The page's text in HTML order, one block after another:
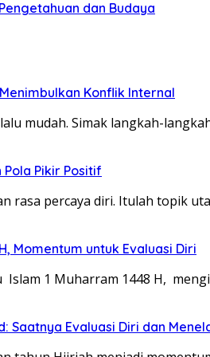
dan Budaya
Konflik Internal
mudah. Simak langkah-
Pikir Positif
rasa percaya diri. Itulah topik
Momentum untuk Evaluasi Diri
1 Muharram 1448 H,
Saatnya Evaluasi Diri dan